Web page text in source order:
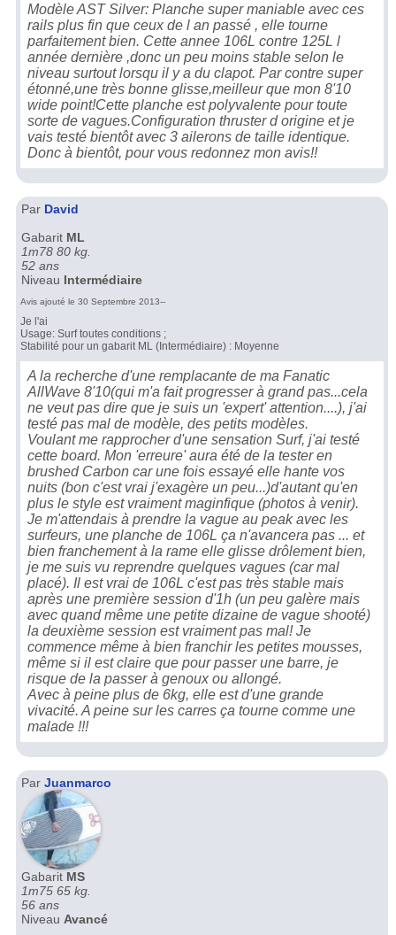
Modèle AST Silver: Planche super maniable avec ces
rails plus fin que ceux de l an passé , elle tourne
parfaitement bien. Cette annee 106L contre 125L l
année dernière ,donc un peu moins stable selon le
niveau surtout lorsqu il y a du clapot. Par contre super
étonné,une très bonne glisse,meilleur que mon 8'10
wide point!Cette planche est polyvalente pour toute
sorte de vagues.Configuration thruster d origine et je
vais testé bientôt avec 3 ailerons de taille identique.
Donc à bientôt, pour vous redonnez mon avis!!
Par David
Gabarit ML
1m78 80 kg.
52 ans
Niveau Intermédiaire
Avis ajouté le 30 Septembre 2013--
Je l'ai
Usage: Surf toutes conditions ;
Stabilité pour un gabarit ML (Intermédiaire) : Moyenne
A la recherche d'une remplacante de ma Fanatic
AllWave 8'10(qui m'a fait progresser à grand pas...cela
ne veut pas dire que je suis un 'expert' attention....), j'ai
testé pas mal de modèle, des petits modèles.
Voulant me rapprocher d'une sensation Surf, j'ai testé
cette board. Mon 'erreure' aura été de la tester en
brushed Carbon car une fois essayé elle hante vos
nuits (bon c'est vrai j'exagère un peu...)d'autant qu'en
plus le style est vraiment maginfique (photos à venir).
Je m'attendais à prendre la vague au peak avec les
surfeurs, une planche de 106L ça n'avancera pas ... et
bien franchement à la rame elle glisse drôlement bien,
je me suis vu reprendre quelques vagues (car mal
placé). Il est vrai de 106L c'est pas très stable mais
après une première session d'1h (un peu galère mais
avec quand même une petite dizaine de vague shooté)
la deuxième session est vraiment pas mal! Je
commence même à bien franchir les petites mousses,
même si il est claire que pour passer une barre, je
risque de la passer à genoux ou allongé.
Avec à peine plus de 6kg, elle est d'une grande
vivacité. A peine sur les carres ça tourne comme une
malade !!!
Par Juanmarco
Gabarit MS
1m75 65 kg.
56 ans
Niveau Avancé